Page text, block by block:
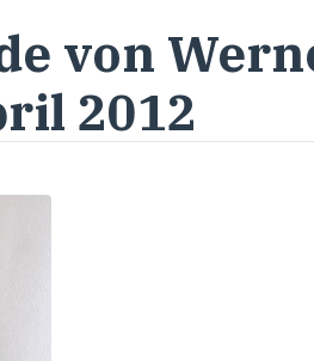
von
2012